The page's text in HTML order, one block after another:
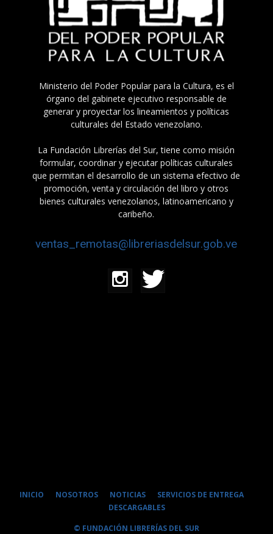
Ministerio del Poder Popular para la Cultura, es el
órgano del gabinete ejecutivo responsable de
generar y proyectar los lineamientos y políticas
culturales del Estado venezolano.
La Fundación Librerías del Sur, tiene como misión
formular, coordinar y ejecutar políticas culturales
que permitan el desarrollo de un sistema efectivo de
promoción, venta y circulación del libro y otros
bienes culturales venezolanos, latinoamericano y
caribeño.
ventas_remotas@libreriasdelsur.gob.ve
INICIO NOSOTROS NOTICIAS
SERVICIOS DE ENTREGA
DESCARGABLES
© FUNDACIÓN LIBRERÍAS DEL SUR